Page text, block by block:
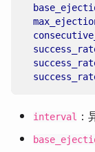
interval ：